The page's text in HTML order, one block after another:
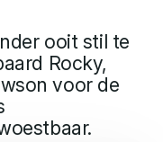
ooit stil te
Rocky,
voor de